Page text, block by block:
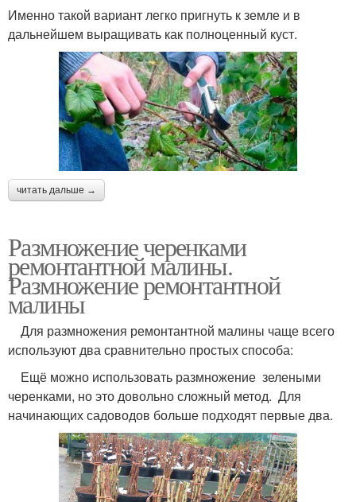
Именно такой вариант легко пригнуть к земле и в
дальнейшем выращивать как полноценный куст.
читать дальше →
Размножение черенками
ремонтантной малины.
Размножение ремонтантной
малины
Для размножения ремонтантной малины чаще всего
используют два сравнительно простых способа:
Ещё можно использовать размножение зелеными
черенками, но это довольно сложный метод. Для
начинающих садоводов больше подходят первые два.